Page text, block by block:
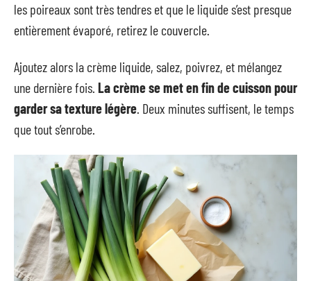
les poireaux sont très tendres et que le liquide s’est presque
entièrement évaporé, retirez le couvercle.
Ajoutez alors la crème liquide, salez, poivrez, et mélangez
une dernière fois. La crème se met en fin de cuisson pour
garder sa texture légère . Deux minutes suffisent, le temps
que tout s’enrobe.